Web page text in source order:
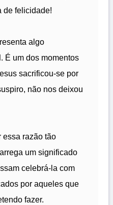
de felicidade!
algo
É um dos momentos
sacrificou-se por
não nos deixou
essa razão tão
um significado
celebrá-la com
por aqueles que
fazer.